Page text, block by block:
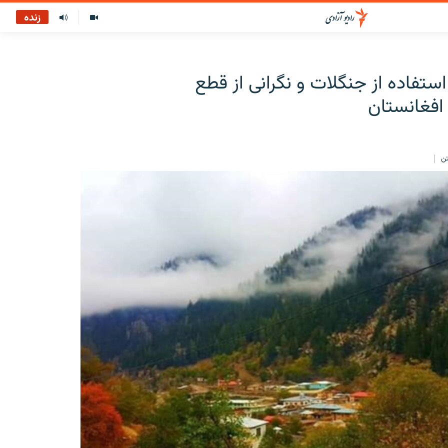
زنده
از جنگلات و نگرانی از قطع